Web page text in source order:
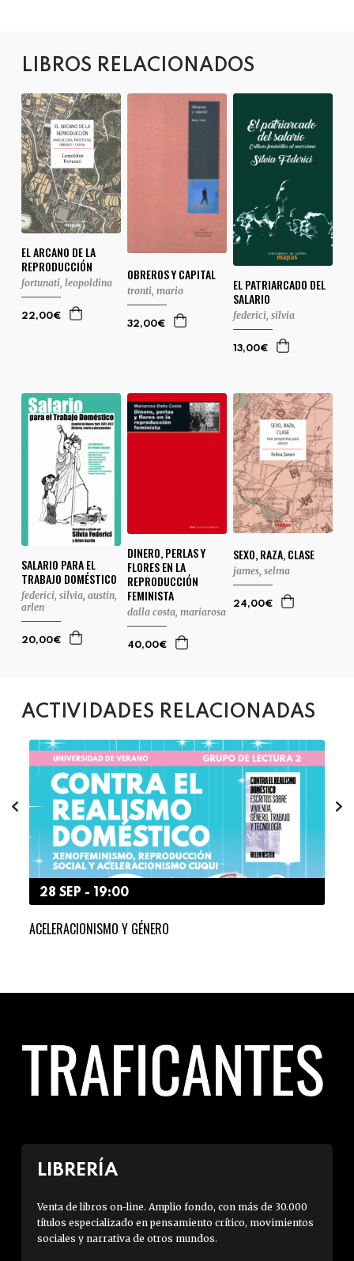
LIBROS RELACIONADOS
EL ARCANO DE LA
REPRODUCCIÓN
fortunati, leopoldina
22,00€
OBREROS Y CAPITAL
tronti, mario
32,00€
EL PATRIARCADO DEL
SALARIO
federici, silvia
13,00€
SALARIO PARA EL
TRABAJO DOMÉSTICO
federici, silvia, austin,
arlen
20,00€
DINERO, PERLAS Y
FLORES EN LA
REPRODUCCIÓN
FEMINISTA
dalla costa, mariarosa
40,00€
SEXO, RAZA, CLASE
james, selma
24,00€
ACTIVIDADES RELACIONADAS
28 SEP - 19:00
ACELERACIONISMO Y GÉNERO
LIBRERÍA
Venta de libros on-line. Amplio fondo, con más de 30.000
títulos especializado en pensamiento crítico, movimientos
sociales y narrativa de otros mundos.